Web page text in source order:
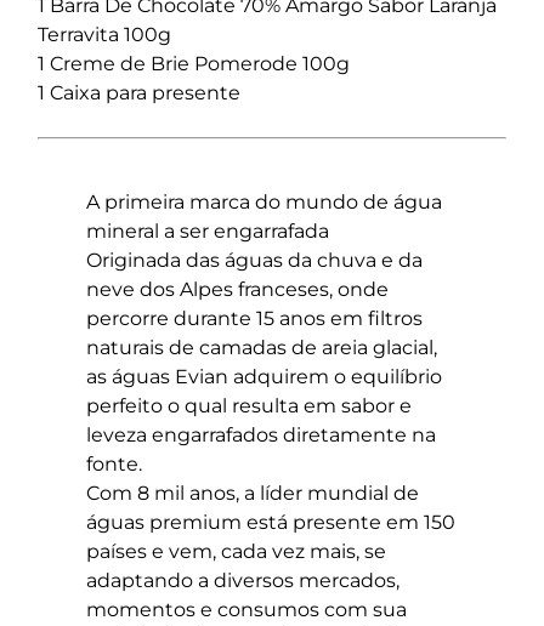
1 Barra De Chocolate 70% Amargo Sabor Laranja
Terravita 100g
1 Creme de Brie Pomerode 100g
1 Caixa para presente
A primeira marca do mundo de água
mineral a ser engarrafada
Originada das águas da chuva e da
neve dos Alpes franceses, onde
percorre durante 15 anos em filtros
naturais de camadas de areia glacial,
as águas Evian adquirem o equilíbrio
perfeito o qual resulta em sabor e
leveza engarrafados diretamente na
fonte.
Com 8 mil anos, a líder mundial de
águas premium está presente em 150
países e vem, cada vez mais, se
adaptando a diversos mercados,
momentos e consumos com sua